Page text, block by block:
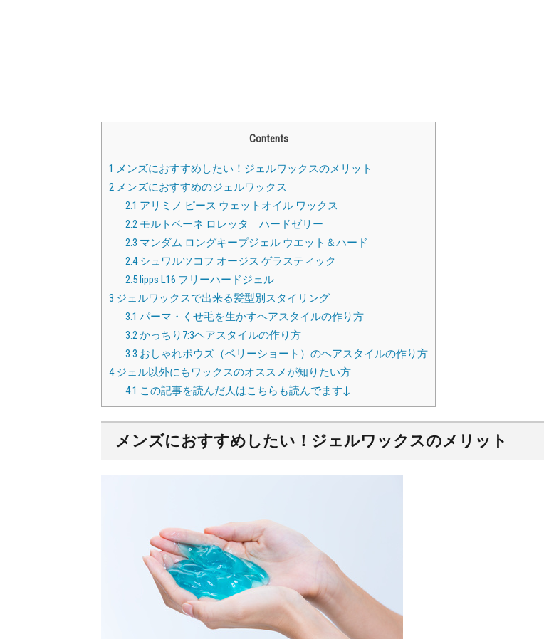
Contents
1 メンズにおすすめしたい！ジェルワックスのメリット
2 メンズにおすすめのジェルワックス
2.1 アリミノ ピース ウェットオイル ワックス
2.2 モルトベーネ ロレッタ ハードゼリー
2.3 マンダム ロングキープジェル ウエット＆ハード
2.4シュワルツコフ オージス ゲラスティック
2.5lipps L16 フリーハードジェル
3 ジェルワックスで出来る髪型別スタイリング
3.1 パーマ・くせ毛を生かすヘアスタイルの作り方
3.2 かっちり7:3ヘアスタイルの作り方
3.3 おしゃれボウズ（ベリーショート）のヘアスタイルの作り方
4ジェル以外にもワックスのオススメが知りたい方
4.1 この記事を読んだ人はこちらも読んでます↓
メンズにおすすめしたい！ジェルワックスのメリット